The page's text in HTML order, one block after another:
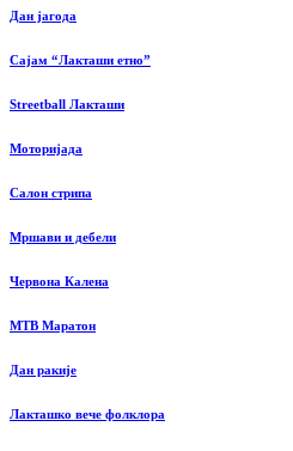
Дан јагода
Сајам “Лакташи етно”
Streetball Лакташи
Моторијада
Салон стрипа
Мршави и дебели
Червона Калена
MTB Маратон
Дан ракије
Лакташко вече фолклора